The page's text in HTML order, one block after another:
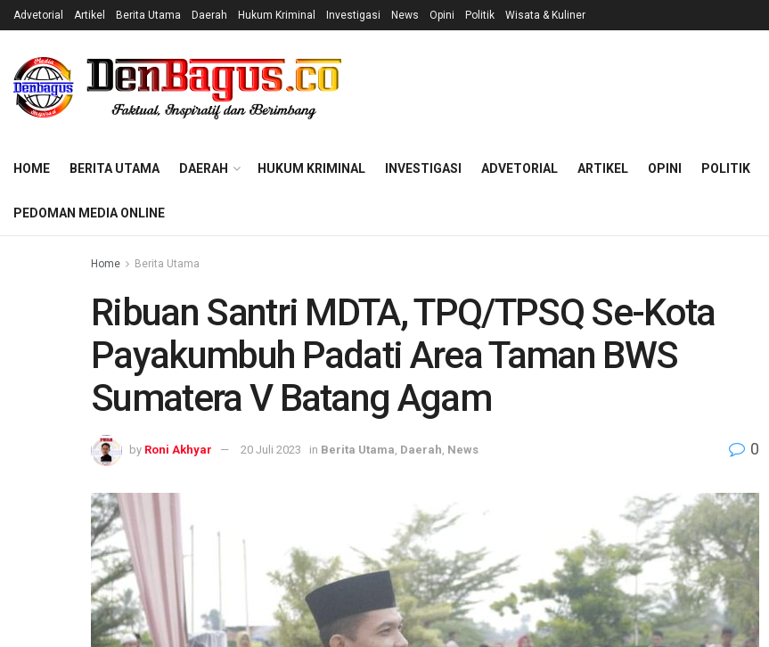
Advetorial Artikel Berita Utama Daerah Hukum Kriminal Investigasi News Opini Politik Wisata & Kuliner
HOME BERITA UTAMA DAERAH HUKUM KRIMINAL INVESTIGASI ADVETORIAL ARTIKEL OPINI POLITIK
PEDOMAN MEDIA ONLINE
Home Berita Utama
Ribuan Santri MDTA, TPQ/TPSQ Se-Kota
Payakumbuh Padati Area Taman BWS
Sumatera V Batang Agam
by Roni Akhyar 20 Juli 2023 in Berita Utama Daerah News 0